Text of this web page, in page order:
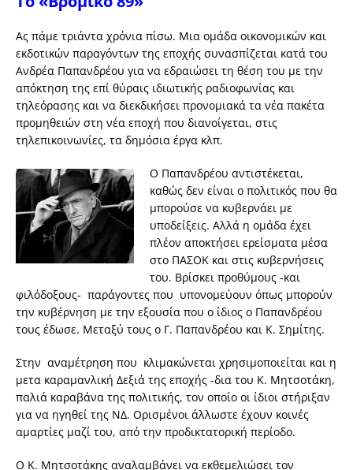
Ας πάμε τριάντα χρόνια πίσω. Μια ομάδα οικονομικών και
εκδοτικών παραγόντων της εποχής συνασπίζεται κατά του
Ανδρέα Παπανδρέου για να εδραιώσει τη θέση του με την
απόκτηση της επί θύραις ιδιωτικής ραδιοφωνίας και
τηλεόρασης και να διεκδικήσει προνομιακά τα νέα πακέτα
προμηθειών στη νέα εποχή που διανοίγεται, στις
τηλεπικοινωνίες, τα δημόσια έργα κλπ.
Ο Παπανδρέου αντιστέκεται,
καθώς δεν είναι ο πολιτικός που θα
μπορούσε να κυβερνάει με
υποδείξεις. Αλλά η ομάδα έχει
πλέον αποκτήσει ερείσματα μέσα
στο ΠΑΣΟΚ και στις κυβερνήσεις
του. Βρίσκει προθύμους -και
φιλόδοξους- παράγοντες που υπονομεύουν όπως μπορούν
την κυβέρνηση με την εξουσία που ο ίδιος ο Παπανδρέου
τους έδωσε. Μεταξύ τους ο Γ. Παπανδρέου και Κ. Σημίτης.
Στην αναμέτρηση που κλιμακώνεται χρησιμοποιείται και η
μετα καραμανλική Δεξιά της εποχής -δια του Κ. Μητσοτάκη,
παλιά καραβάνα της πολιτικής, τον οποίο οι ίδιοι στήριξαν
για να ηγηθεί της ΝΔ. Ορισμένοι άλλωστε έχουν κοινές
αμαρτίες μαζί του, από την προδικτατορική περίοδο.
Ο Κ. Μητσοτάκης αναλαμβάνει να εκθεμελιώσει τον